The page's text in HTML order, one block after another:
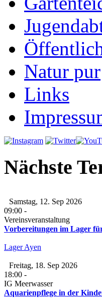
Natur pur
Links
Nächste
Samstag, 12. Sep 2026
09:00 -
Vereinsveranstaltung
Vorbereitungen im Lager
Lager Ayen
Freitag, 18. Sep 2026
18:00 -
IG Meerwasser
Aquarienpflege in der